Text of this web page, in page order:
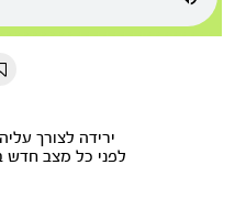
ירידה לצורך
לפני כל מצב חדש